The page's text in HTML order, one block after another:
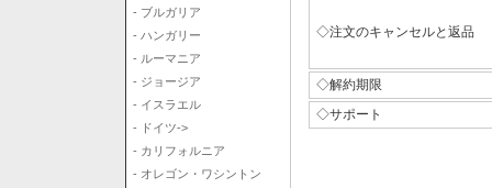
- ブルガリア
- ハンガリー
- ルーマニア
- ジョージア
- イスラエル
- ドイツ->
- カリフォルニア
- オレゴン・ワシントン
◇注文のキャンセルと返品
◇解約期限
◇サポート